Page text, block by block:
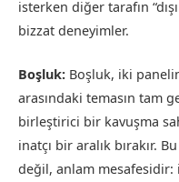
isterken diğer tarafın
bizzat deneyimler.
Boşluk: Boşluk, iki
arasındaki temasın tam
birleştirici bir kavuşma
inatçı bir aralık bırakır.
değil, anlam mesafesidir: